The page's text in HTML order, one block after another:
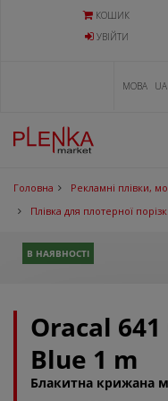
КОШИК
УВIЙТИ
МОВА UA
Головна
Рекламні плівки,
Плівка для плотерної
В НАЯВНОСТІ
Oracal
Blue 1 m
Блакитна крижана